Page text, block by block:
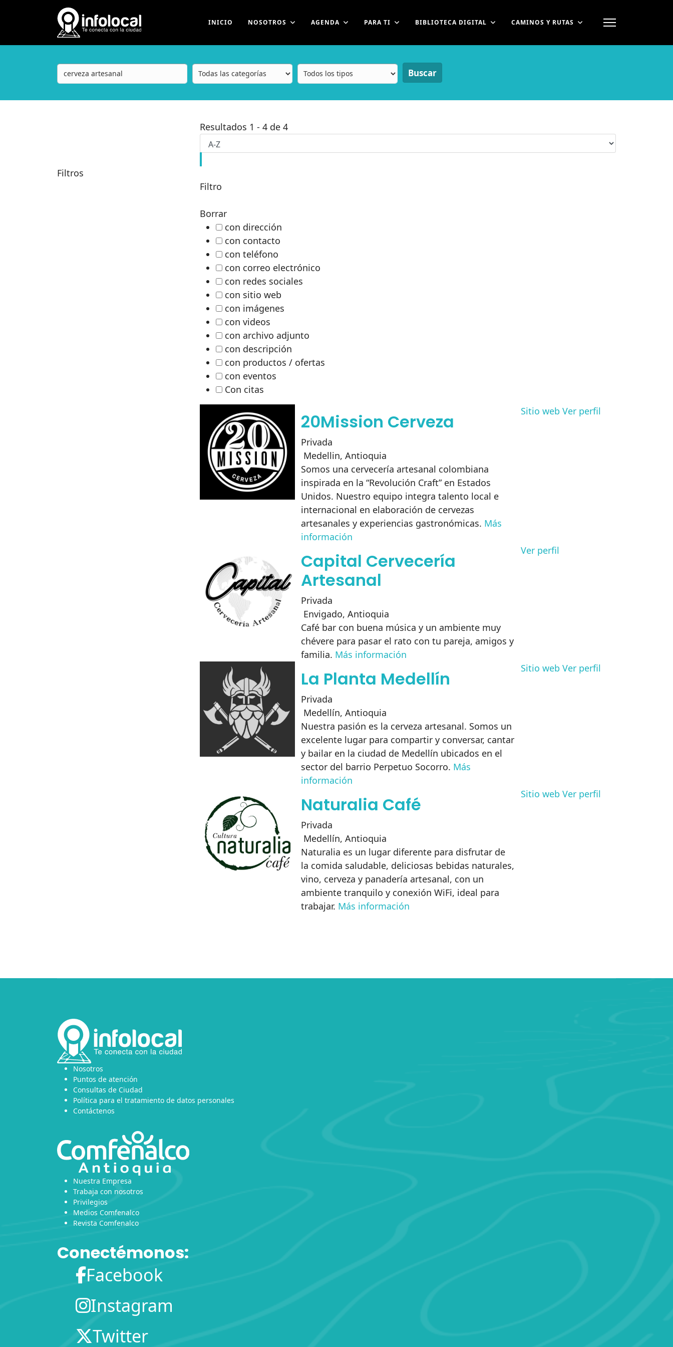
INICIO NOSOTROS AGENDA PARA TI BIBLIOTECA DIGITAL CAMINOS Y RUTAS
Buscar
Resultados 1 - 4 de 4
Filtros
Filtro
Borrar
con dirección
con contacto
con teléfono
con correo electrónico
con redes sociales
con sitio web
con imágenes
con videos
con archivo adjunto
con descripción
con productos / ofertas
con eventos
Con citas
20Mission Cerveza
Privada
Medellin, Antioquia
Somos una cervecería artesanal colombiana
inspirada en la “Revolución Craft” en Estados
Unidos. Nuestro equipo integra talento local e
internacional en elaboración de cervezas
artesanales y experiencias gastronómicas. Más
información
Sitio web Ver perfil
Capital Cervecería
Artesanal
Privada
Envigado, Antioquia
Café bar con buena música y un ambiente muy
chévere para pasar el rato con tu pareja, amigos y
familia. Más información
Ver perfil
La Planta Medellín
Privada
Medellín, Antioquia
Nuestra pasión es la cerveza artesanal. Somos un
excelente lugar para compartir y conversar, cantar
y bailar en la ciudad de Medellín ubicados en el
sector del barrio Perpetuo Socorro. Más
información
Sitio web Ver perfil
Naturalia Café
Privada
Medellín, Antioquia
Naturalia es un lugar diferente para disfrutar de
la comida saludable, deliciosas bebidas naturales,
vino, cerveza y panadería artesanal, con un
ambiente tranquilo y conexión WiFi, ideal para
trabajar. Más información
Sitio web Ver perfil
Nosotros
Puntos de atención
Consultas de Ciudad
Política para el tratamiento de datos personales
Contáctenos
Nuestra Empresa
Trabaja con nosotros
Privilegios
Medios Comfenalco
Revista Comfenalco
Conectémonos:
Facebook
Instagram
Twitter